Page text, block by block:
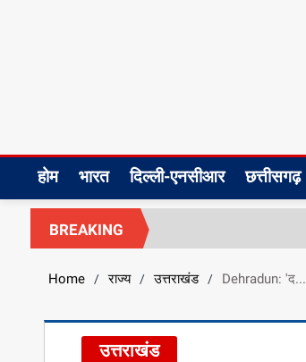
होम भारत दिल्ली-एनसीआर छत्तीसगढ़
BREAKING
Home / राज्य / उत्तराखंड / Dehradun: 'द...
उत्तराखंड